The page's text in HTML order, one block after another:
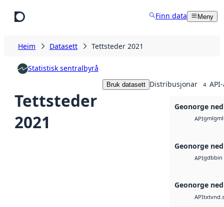
Finn data Meny
Heim Datasett Tettsteder 2021
Statistisk sentralbyrå
Tettsteder
2021
Bruk datasett Distribusjonar 4
Geonorge
APIgmlgml
Geonorge
APIgdbbin
Geonorge
APItxt